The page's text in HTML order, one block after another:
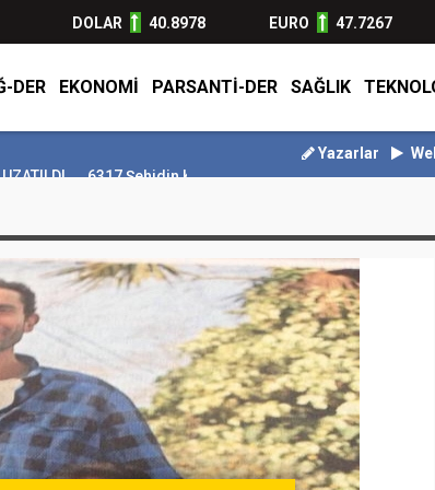
DOLAR 40.8978 EURO 47.7267
DER EKONOMİ PARSANTİ-DER SAĞLIK
Şehidin Kanıyla Yazılan Destan Motorine 2 lira 44
Yazarlar
Hüner Coşkuner'in vefatının ardından abla Sabiha Coşkuner, sanatçının 30 yıl önce hazırladığı gerçek vasiyetini açıkladı. Coşkuner, kardeşinin vasiyetinin 'küpeleriyle gömülmek' olduğu iddialarını yal
hazırladığı gerçek